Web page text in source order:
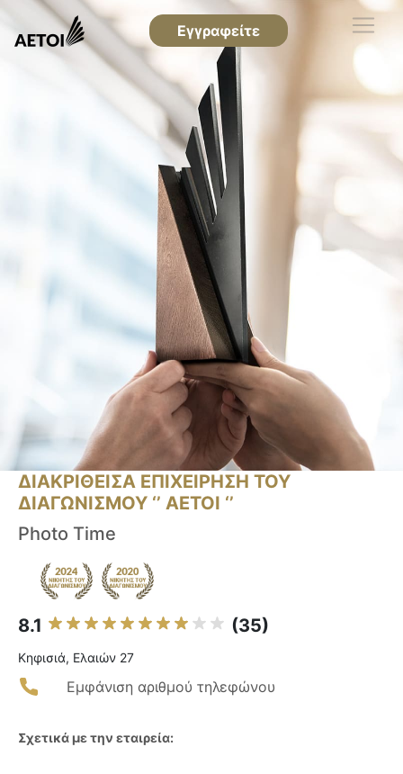
Εγγραφείτε
ΔΙΑΚΡΙΘΕΙΣΑ ΕΠΙΧΕΙΡΗΣΗ ΤΟΥ
ΔΙΑΓΩΝΙΣΜΟΥ ‘’ ΑΕΤΟΙ ‘’
Photo Time
8.1 (35)
Κηφισιά, Ελαιών 27
Εμφάνιση αριθμού τηλεφώνου
Σχετικά με την εταιρεία: